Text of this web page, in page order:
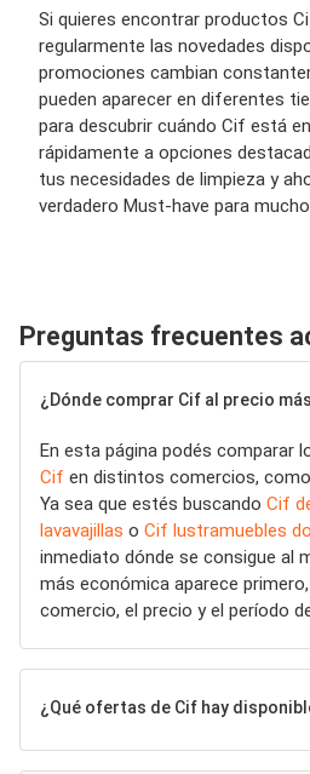
Si quieres encontrar productos
regularmente las novedades
promociones cambian
pueden aparecer en diferentes
para descubrir cuándo Cif está
rápidamente a opciones
tus necesidades de limpieza y
verdadero Must-have para
Preguntas frecuentes
¿Dónde comprar Cif al precio
En esta página podés comparar
Cif en distintos comercios, como
Ya sea que estés buscando Cif
lavavajillas o Cif lustramuebles
inmediato dónde se consigue al
más económica aparece
comercio, el precio y el período
¿Qué ofertas de Cif hay